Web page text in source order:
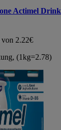
Actimel Drink
von 2.22€
(1kg=2.78)